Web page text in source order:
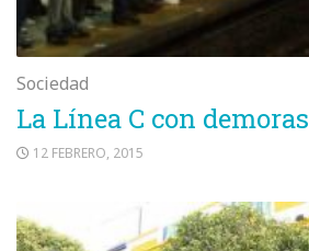
Sociedad
La Línea C con
12 FEBRERO, 2015